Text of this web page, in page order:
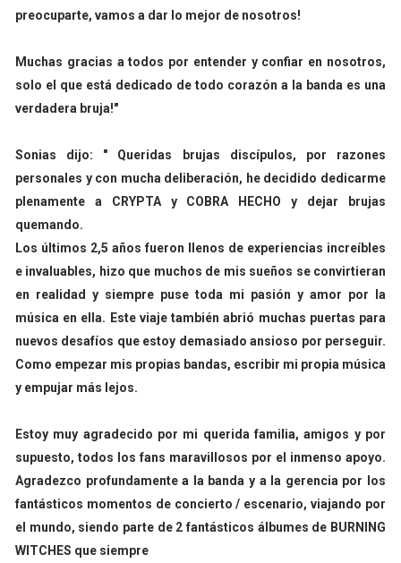
preocuparte, vamos a dar lo mejor de nosotros!
Muchas gracias a todos por entender y confiar en nosotros,
solo el que está dedicado de todo corazón a la banda es una
verdadera bruja!"
Sonias dijo: " Queridas brujas discípulos, por razones
personales y con mucha deliberación, he decidido dedicarme
plenamente a CRYPTA y COBRA HECHO y dejar brujas
quemando.
Los últimos 2,5 años fueron llenos de experiencias increíbles
e invaluables, hizo que muchos de mis sueños se convirtieran
en realidad y siempre puse toda mi pasión y amor por la
música en ella. Este viaje también abrió muchas puertas para
nuevos desafíos que estoy demasiado ansioso por perseguir.
Como empezar mis propias bandas, escribir mi propia música
y empujar más lejos.
Estoy muy agradecido por mi querida familia, amigos y por
supuesto, todos los fans maravillosos por el inmenso apoyo.
Agradezco profundamente a la banda y a la gerencia por los
fantásticos momentos de concierto / escenario, viajando por
el mundo, siendo parte de 2 fantásticos álbumes de BURNING
WITCHES que siempre